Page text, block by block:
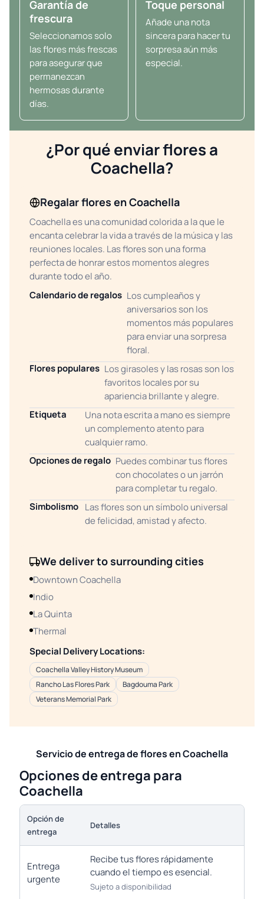
Garantía de
frescura
Seleccionamos solo
las flores más frescas
para asegurar que
permanezcan
hermosas durante
días.
Toque personal
Añade una nota
sincera para hacer tu
sorpresa aún más
especial.
¿Por qué enviar flores a
Coachella?
Regalar flores en Coachella
Coachella es una comunidad colorida a la que le
encanta celebrar la vida a través de la música y las
reuniones locales. Las flores son una forma
perfecta de honrar estos momentos alegres
durante todo el año.
Calendario de regalos Los cumpleaños y
aniversarios son los
momentos más populares
para enviar una sorpresa
floral.
Flores populares Los girasoles y las rosas son los
favoritos locales por su
apariencia brillante y alegre.
Etiqueta
Una nota escrita a mano es siempre
un complemento atento para
cualquier ramo.
Opciones de regalo Puedes combinar tus flores
con chocolates o un jarrón
para completar tu regalo.
Simbolismo Las flores son un símbolo universal
de felicidad, amistad y afecto.
We deliver to surrounding cities
Downtown Coachella
Indio
La Quinta
Thermal
Special Delivery Locations:
Coachella Valley History Museum
Rancho Las Flores Park
Bagdouma Park
Veterans Memorial Park
Servicio de entrega de flores en Coachella
Opciones de entrega para
Coachella
Opción de
entrega
Detalles
Entrega
urgente
Recibe tus flores rápidamente
cuando el tiempo es esencial.
Sujeto a disponibilidad